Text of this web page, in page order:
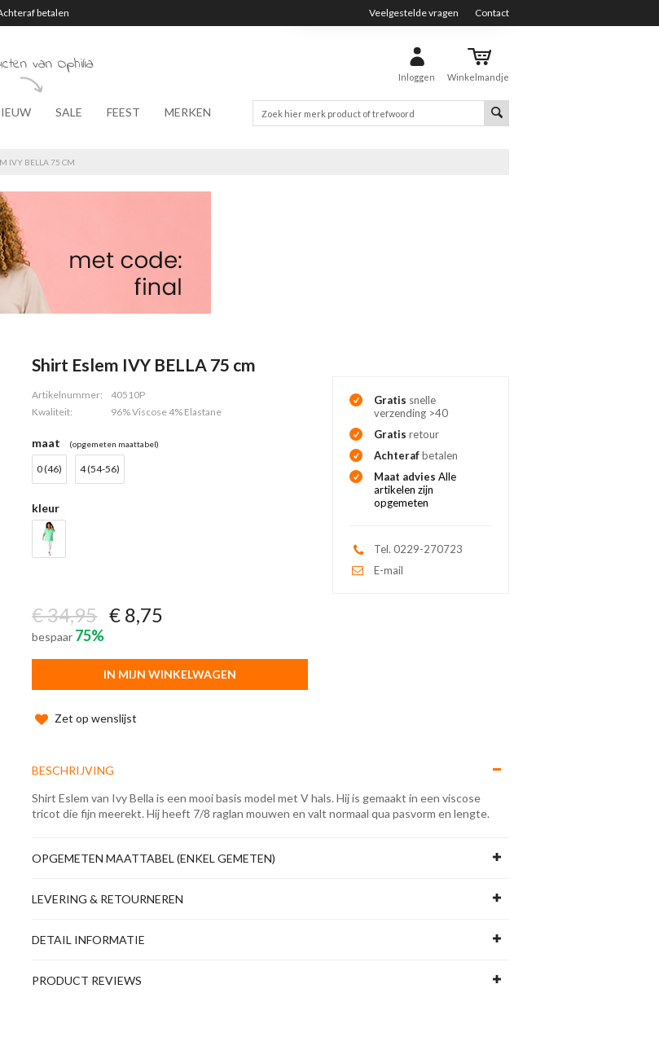
betalen Veelgestelde vragen Contact
Inloggen Winkelmandje
van Ophilia
SALE FEEST MERKEN
IVY BELLA 75 CM
Shirt Eslem IVY BELLA 75 cm
Artikelnummer:
40510P
Kwaliteit:
96% Viscose 4% Elastane
maat (opgemeten maattabel)
0 (46) 4 (54-56)
kleur
€ 34,95 € 8,75
bespaar 75%
IN MIJN WINKELWAGEN
Zet op wenslijst
Gratis snelle
verzending >40
Gratis retour
Achterafbetalen
Maat adviesAlle
artikelen zijn
opgemeten
Tel. 0229-270723
E-mail
BESCHRIJVING
Shirt Eslem van Ivy Bella is een mooi basis model met V hals. Hij is gemaakt in een viscose
tricot die fijn meerekt. Hij heeft 7/8 raglan mouwen en valt normaal qua pasvorm en lengte.
OPGEMETEN MAATTABEL (ENKEL GEMETEN)
LEVERING & RETOURNEREN
DETAIL INFORMATIE
PRODUCT REVIEWS